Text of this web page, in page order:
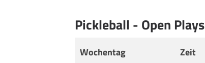
Pickleball - Open Plays
Wochentag Zeit